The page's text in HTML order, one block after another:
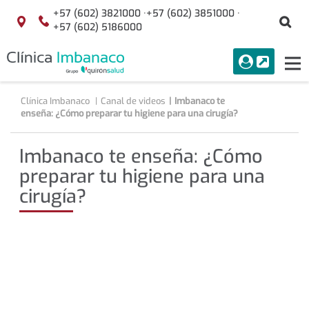
Saltar al contenido
Localización
+57 (602) 3821000 ·+57 (602) 3851000 ·
+57 (602) 5186000
menuAcceso
Buscar
Clínica Imbanaco Canal de videos
Imbanaco te
enseña: ¿Cómo preparar tu higiene para una cirugía?
Imbanaco te enseña: ¿Cómo
preparar tu higiene para una
cirugía?